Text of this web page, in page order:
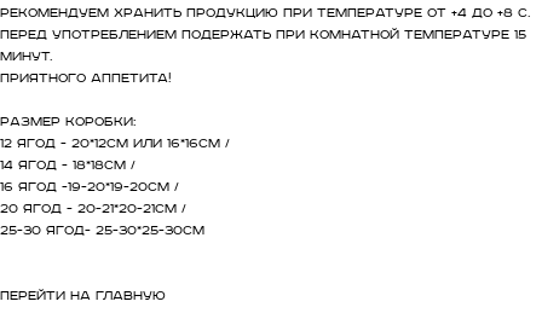
Рекомендуем хранить продукцию при температуре от +4 до +8 С.
Перед употреблением подержать при комнатной температуре 15
минут.
​Приятного аппетита!
Размер коробки:
12 ягод - 20*12см или 16*16см /
14 ягод - 18*18см /
16 ягод -19-20*19-20см /
20 ягод - 20-21*20-21см /
25-30 ягод- 25-30*25-30см
ПЕРЕЙТИ НА ГЛАВНУЮ